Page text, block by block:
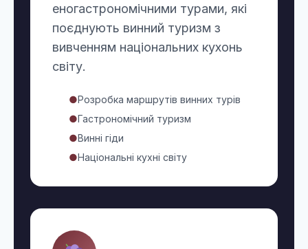
еногастрономічними турами, які
поєднують винний туризм з
вивченням національних кухонь
світу.
●Розробка маршрутів винних турів
●Гастрономічний туризм
●Винні гіди
●Національні кухні світу